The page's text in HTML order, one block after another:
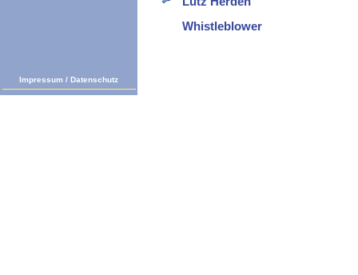
Whistleblower
Impressum / Datenschutz